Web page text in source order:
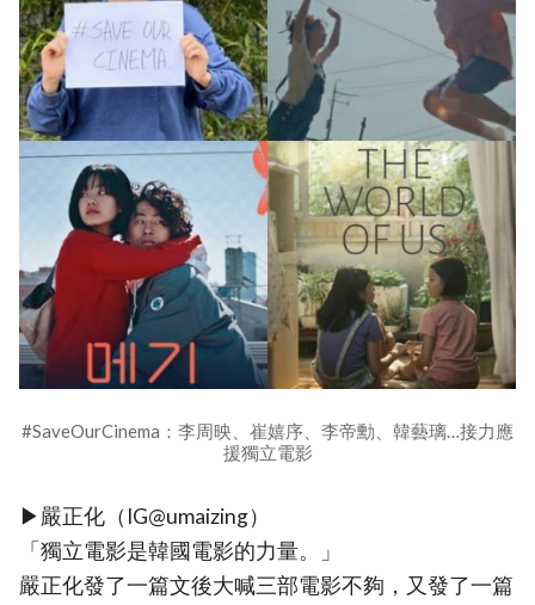
#SaveOurCinema：李周映、崔嬉序、李帝勳、韓藝璃…接力應
援獨立電影
▶嚴正化（IG@umaizing）
「獨立電影是韓國電影的力量。」
嚴正化發了一篇文後大喊三部電影不夠，又發了一篇